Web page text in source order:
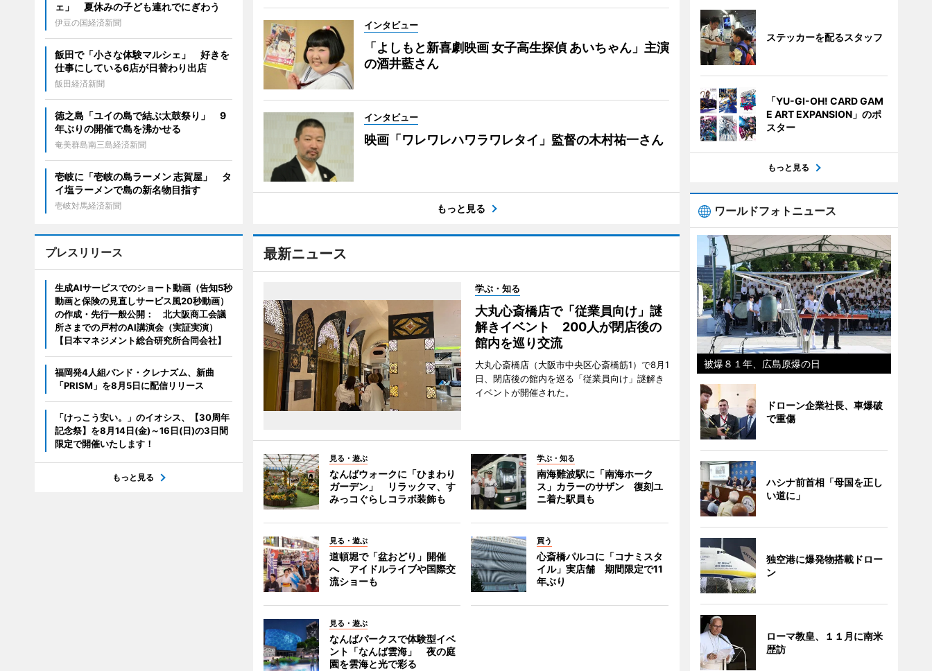
インタビュー
「よしもと新喜劇映画 女子高生探偵 あいちゃん」主演
の酒井藍さん
インタビュー
映画「ワレワレハワラワレタイ」監督の木村祐一さん
もっと見る
最新ニュース
学ぶ・知る
大丸心斎橋店で「従業員向け」謎
解きイベント 200人が閉店後の
館内を巡り交流
大丸心斎橋店（大阪市中央区心斎橋筋1）で8月1
日、閉店後の館内を巡る「従業員向け」謎解き
イベントが開催された。
見る・遊ぶ
なんばウォークに「ひまわり
ガーデン」 リラックマ、す
みっコぐらしコラボ装飾も
学ぶ・知る
南海難波駅に「南海ホーク
ス」カラーのサザン 復刻ユ
ニ着た駅員も
見る・遊ぶ
道頓堀で「盆おどり」開催
へ アイドルライブや国際交
流ショーも
買う
心斎橋パルコに「コナミスタ
イル」実店舗 期間限定で11
年ぶり
見る・遊ぶ
なんばパークスで体験型イベ
ント「なんば雲海」 夜の庭
園を雲海と光で彩る
ェ」 夏休みの子ども連れでにぎわう
伊豆の国経済新聞
飯田で「小さな体験マルシェ」 好きを
仕事にしている6店が日替わり出店
飯田経済新聞
徳之島「ユイの島で結ぶ太鼓祭り」 9
年ぶりの開催で島を沸かせる
奄美群島南三島経済新聞
壱岐に「壱岐の島ラーメン 志賀屋」 タ
イ塩ラーメンで島の新名物目指す
壱岐対馬経済新聞
プレスリリース
生成AIサービスでのショート動画（告知5秒
動画と保険の見直しサービス風20秒動画）
の作成・先行一般公開： 北大阪商工会議
所さまでの戸村のAI講演会（実証実演）
【日本マネジメント総合研究所合同会社】
福岡発4人組バンド・クレナズム、新曲
「PRISM」を8月5日に配信リリース
「けっこう安い。」のイオシス、【30周年
記念祭】を8月14日(金)～16日(日)の3日間
限定で開催いたします！
もっと見る
ステッカーを配るスタッフ
「YU-GI-OH! CARD GAM
E ART EXPANSION」のポ
スター
もっと見る
ワールドフォトニュース
被爆８１年、広島原爆の日
ドローン企業社長、車爆破
で重傷
ハシナ前首相「母国を正し
い道に」
独空港に爆発物搭載ドロー
ン
ローマ教皇、１１月に南米
歴訪